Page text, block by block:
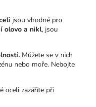
jsou vhodné pro
olovo a nikl, jsou
Můžete se v nich
nebo moře. Nebojte
oceli zazáříte při